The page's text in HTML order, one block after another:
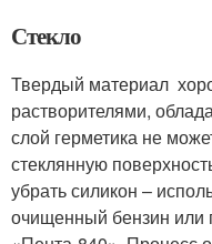
Стекло
Твердый материал
растворителями,
слой герметика не
стеклянную
убрать силикон –
очищенный бензин или